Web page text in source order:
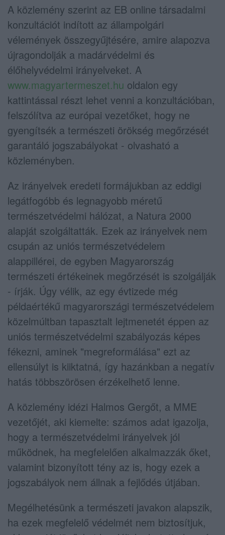
A közlemény szerint az EB online társadalmi
konzultációt indított az állampolgári
vélemények összegyűjtésére, amire alapozva
újragondolják a madárvédelmi és
élőhelyvédelmi irányelveket. A
www.magyartermeszet.hu oldalon egy
kattintással részt lehet venni a konzultációban,
felszólítva az európai vezetőket, hogy ne
gyengítsék a természeti örökség megőrzését
garantáló jogszabályokat - olvasható a
közleményben.
Az irányelvek eredeti formájukban az eddigi
legátfogóbb és legnagyobb méretű
természetvédelmi hálózat, a Natura 2000
alapját szolgáltatták. Ezek az irányelvek nem
csupán az uniós természetvédelem
alappillérei, de egyben Magyarország
természeti értékeinek megőrzését is szolgálják
- írják. Úgy vélik, az egy évtizede még
példaértékű magyarországi természetvédelem
közelmúltban tapasztalt lejtmenetét éppen az
uniós természetvédelmi szabályozás képes
fékezni, aminek "megreformálása" ezt az
ellensúlyt is kiiktatná, így hazánkban a negatív
hatás többszörösen érzékelhető lenne.
A közlemény idézi Halmos Gergőt, a MME
vezetőjét, aki kiemelte: számos adat igazolja,
hogy a természetvédelmi irányelvek jól
működnek, ha megfelelően alkalmazzák őket,
valamint bizonyított tény az is, hogy ezek a
jogszabályok nem állnak a fejlődés útjában.
Megélhetésünk a természeti javakon alapszik,
ha ezek megfelelő védelmét nem biztosítjuk,